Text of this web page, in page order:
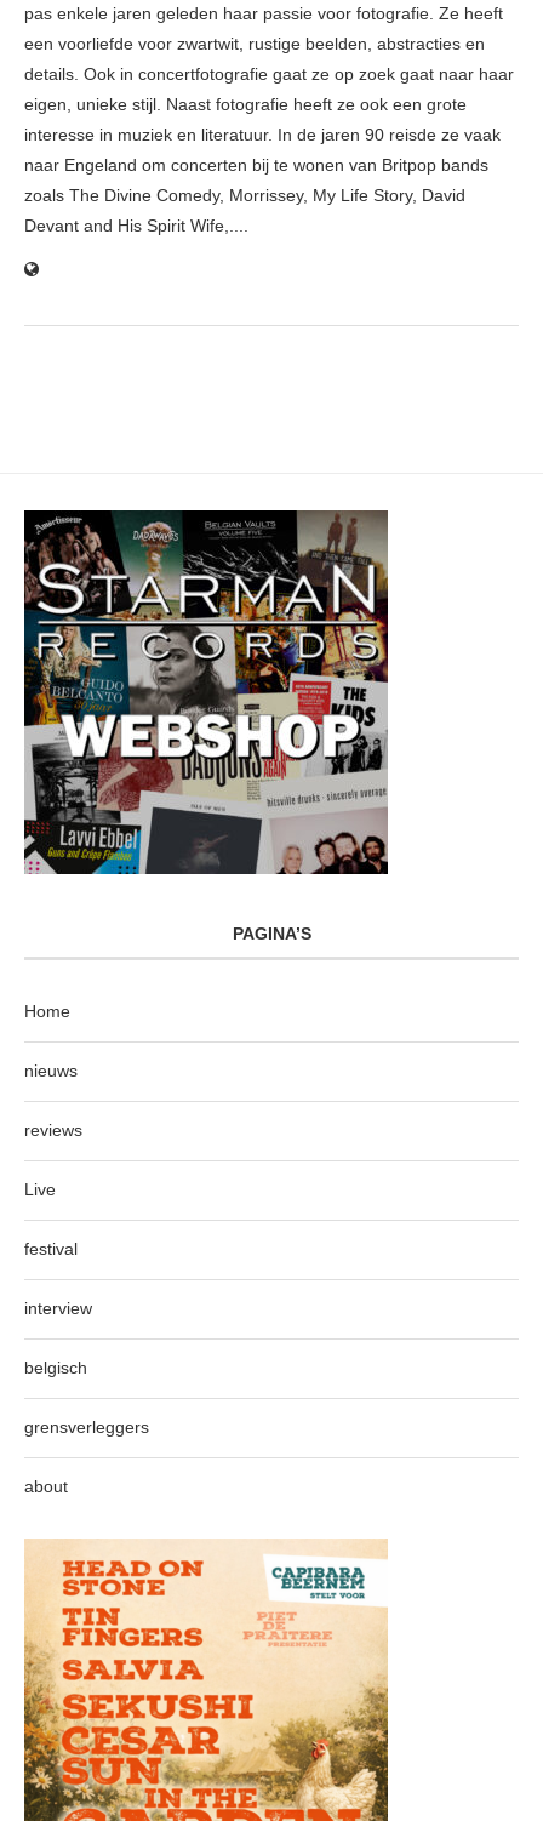
pas enkele jaren geleden haar passie voor fotografie. Ze heeft
een voorliefde voor zwartwit, rustige beelden, abstracties en
details. Ook in concertfotografie gaat ze op zoek gaat naar haar
eigen, unieke stijl. Naast fotografie heeft ze ook een grote
interesse in muziek en literatuur. In de jaren 90 reisde ze vaak
naar Engeland om concerten bij te wonen van Britpop bands
zoals The Divine Comedy, Morrissey, My Life Story, David
Devant and His Spirit Wife,....
PAGINA’S
Home
nieuws
reviews
Live
festival
interview
belgisch
grensverleggers
about